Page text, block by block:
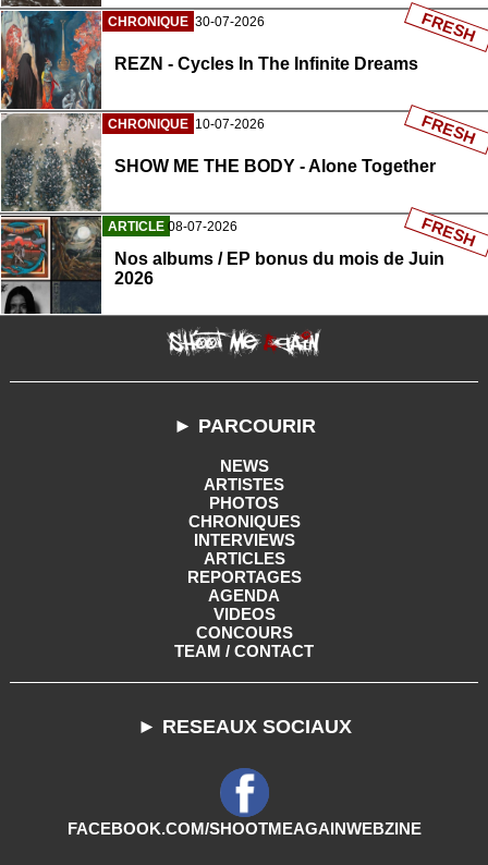
CHRONIQUE 30-07-2026
REZN - Cycles In The Infinite Dreams
FRESH
CHRONIQUE 10-07-2026
SHOW ME THE BODY - Alone Together
FRESH
ARTICLE 08-07-2026
Nos albums / EP bonus du mois de Juin
2026
FRESH
► PARCOURIR
NEWS
ARTISTES
PHOTOS
CHRONIQUES
INTERVIEWS
ARTICLES
REPORTAGES
AGENDA
VIDEOS
CONCOURS
TEAM / CONTACT
► RESEAUX SOCIAUX
FACEBOOK.COM/SHOOTMEAGAINWEBZINE